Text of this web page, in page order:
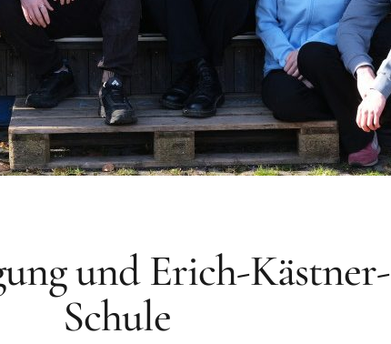
und Erich-Kästner-
Schule